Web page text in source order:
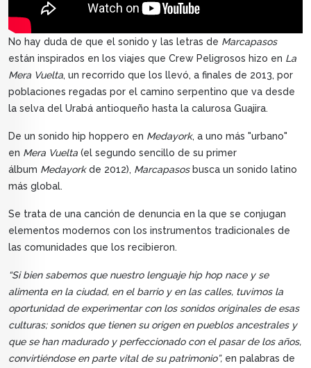
No hay duda de que el sonido y las letras de Marcapasos
están inspirados en los viajes que Crew Peligrosos hizo en La
Mera Vuelta, un recorrido que los llevó, a finales de 2013, por
poblaciones regadas por el camino serpentino que va desde
la selva del Urabá antioqueño hasta la calurosa Guajira.
De un sonido hip hoppero en Medayork, a uno más "urbano"
en Mera Vuelta (el segundo sencillo de su primer
álbum Medayorkde 2012), Marcapasosbusca un sonido latino
más global.
Se trata de una canción de denuncia en la que se conjugan
elementos modernos con los instrumentos tradicionales de
las comunidades que los recibieron.
“Si bien sabemos que nuestro lenguaje hip hop nace y se
alimenta en la ciudad, en el barrio y en las calles, tuvimos la
oportunidad de experimentar con los sonidos originales de esas
culturas; sonidos que tienen su origen en pueblos ancestrales y
que se han madurado y perfeccionado con el pasar de los años,
convirtiéndose en parte vital de su patrimonio”, en palabras de